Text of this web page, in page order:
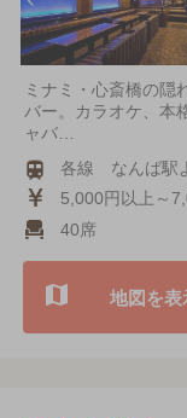
ミナミ・心斎橋の隠
バー。カラオケ、本
ャバ…
各線 なんば駅
5,000円以上～
40席
地図を表